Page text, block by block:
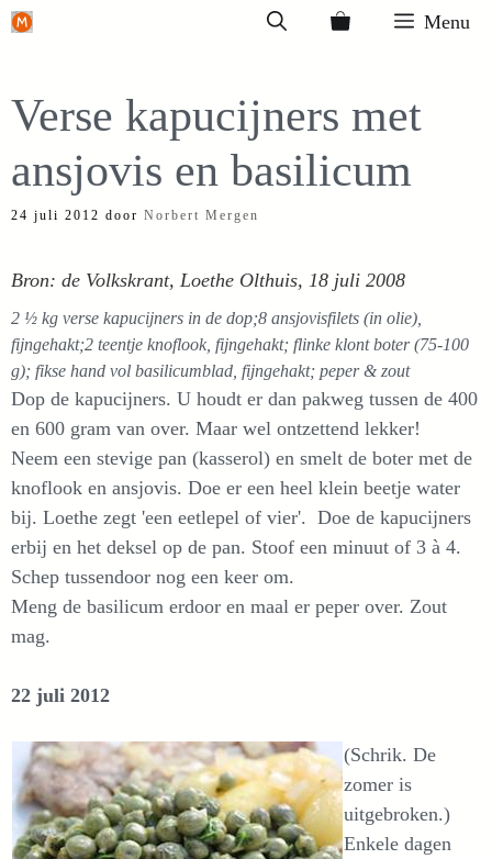
Ga
inhoud
Menu
Verse kapucijners met
ansjovis en basilicum
24 juli 2012 door Norbert Mergen
Bron: de Volkskrant, Loethe Olthuis, 18 juli 2008
2 ½ kg verse kapucijners in de dop;8 ansjovisfilets (in olie),
fijngehakt;2 teentje knoflook, fijngehakt; flinke klont boter (75-100
g); fikse hand vol basilicumblad, fijngehakt; peper & zout
Dop de kapucijners. U houdt er dan pakweg tussen de 400
en 600 gram van over. Maar wel ontzettend lekker!
Neem een stevige pan (kasserol) en smelt de boter met de
knoflook en ansjovis. Doe er een heel klein beetje water
bij. Loethe zegt 'een eetlepel of vier'. Doe de kapucijners
erbij en het deksel op de pan. Stoof een minuut of 3 à 4.
Schep tussendoor nog een keer om.
Meng de basilicum erdoor en maal er peper over. Zout
mag.
22 juli 2012
(Schrik. De
zomer is
uitgebroken.)
Enkele dagen